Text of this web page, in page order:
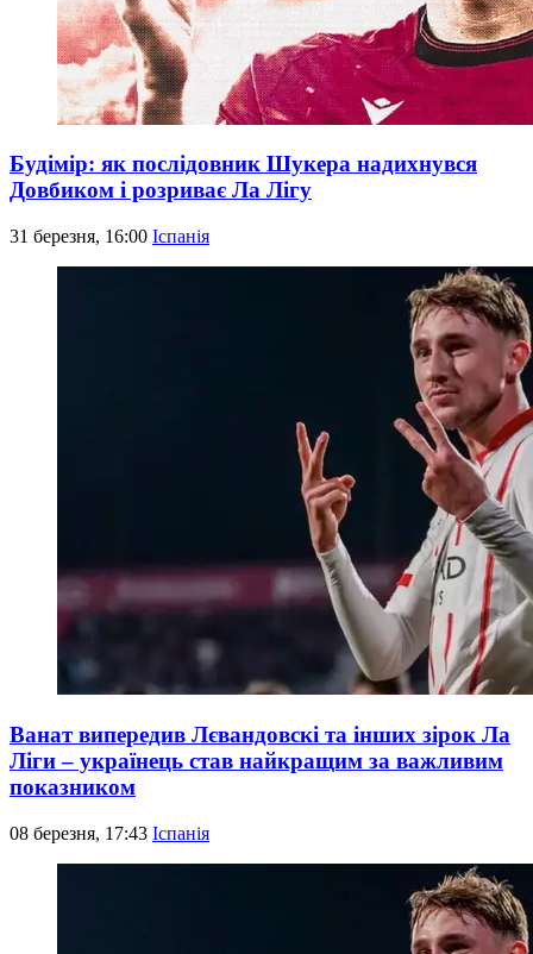
Будімір: як послідовник Шукера надихнувся
Довбиком і розриває Ла Лігу
31 березня, 16:00 Іспанія
Ванат випередив Лєвандовскі та інших зірок Ла
Ліги – українець став найкращим за важливим
показником
08 березня, 17:43 Іспанія